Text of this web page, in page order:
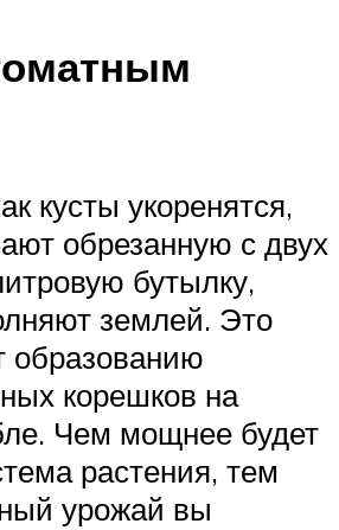
кусты укоренятся,
обрезанную с двух
бутылку,
землей. Это
образованию
корешков на
Чем мощнее будет
растения, тем
урожай вы